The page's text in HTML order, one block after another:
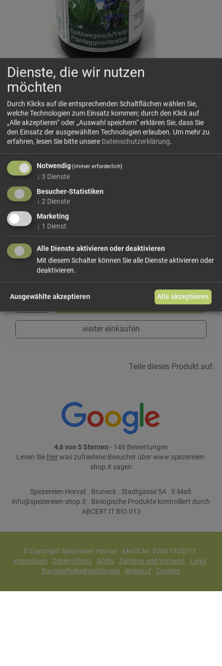
Spitzwegerich-Ysop
Prettauer Kräuterwiese
IT-BIO-013
Wirksamer Sirup für die kalte Jahreszeit, besonders auch
für Kinder geeignet mit Spitzwegerich, Ysop und anderen
Bergkräutern.
über die Wirkung der verwendeten Kräuter machen- im
Internet finden sich zahlreiche seriöse Quellen mit guten
Beschreibungen.
z.B. hier
Inhaltstoffe:Wasser, Zucker, plantago lanceolata, hyssopus
officinalis, juniperus comunis
In den Warenkorb
weiter einkaufen
Teile dieses Produkt auf:
4,6 von 5 Sternen - 148 Bewertungen
Lesen Sie hierwas zufriedene Besucher über www.spezereien-
shop.it sagen
Spezereien Horvat . Bruneck . Stadtgasse 5A . E-Mail:
info@spezereien-shop.it . Biologische Produkte kontrolliert durch
ABCERT IT BIO 013
© Copyright Spezereien Horvat . MwSt.Nr. 03061530212 .
Impressum. Datenschutz. AGBs. Zahlung und Versand . Links.
Barrierefreiheitserklärung . Widerruf . Cookies
Dienste, die wir nutzen
möchten
Durch Klicks auf die entsprechenden Schaltflächen wählen Sie,
welche Technologien zum Einsatz kommen; durch den Klick auf
„Alle akzeptieren“ oder „Auswahl speichern“ erklären Sie, dass Sie
den Einsatz der ausgewählten Technologien erlauben. Um mehr zu
erfahren, lesen Sie bitte unsere Datenschutzerklärung.
Notwendig(immer erforderlich)
↓ 3 Dienste
Besucher-Statistiken
↓ 2 Dienste
Marketing
↓ 1 Dienst
Alle Dienste aktivieren oder deaktivieren
Mit diesem Schalter können Sie alle Dienste aktivieren oder
deaktivieren.
Ausgewählte akzeptieren Alle akzeptieren